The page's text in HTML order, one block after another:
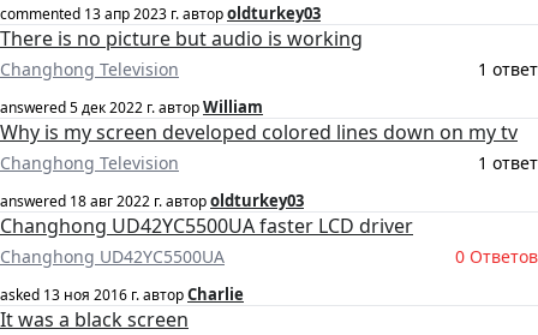
commented 13 апр 2023 г.авторoldturkey03
There is no picture but audio is working
Changhong Television 1 ответ
answered5 дек 2022 г.авторWilliam
Why is my screen developed colored lines down on my tv
Changhong Television 1 ответ
answered 18 авг 2022 г.авторoldturkey03
Changhong UD42YC5500UA faster LCD driver
Changhong UD42YC5500UA 0 Ответов
asked 13 ноя 2016 г.авторCharlie
It was a black screen